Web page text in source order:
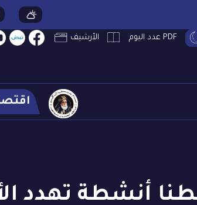
PDF عدد اليوم الأرشيف
أنشطة تهدد